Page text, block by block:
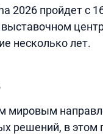
2026 пройдет с
несколько лет.
мировым
решений, в этом